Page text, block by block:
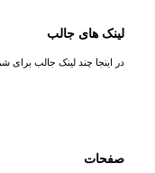
لینک های جالب
در اینجا چند لینک جالب برای
صفحات